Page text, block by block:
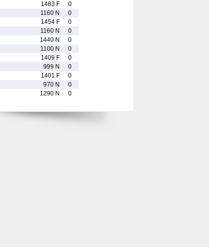
1483 F
0
1160 N
0
1454 F
0
1160 N
0
1440 N
0
1100 N
0
1409 F
0
999 N
0
1401 F
0
970 N
0
1290 N 0